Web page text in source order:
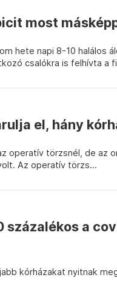
most
hete napi 8-10 halálos
csalókra is felhívta a
el, hány
operatív törzsnél, de
Az operatív törzs...
százalékos a
kórházakat nyitnak